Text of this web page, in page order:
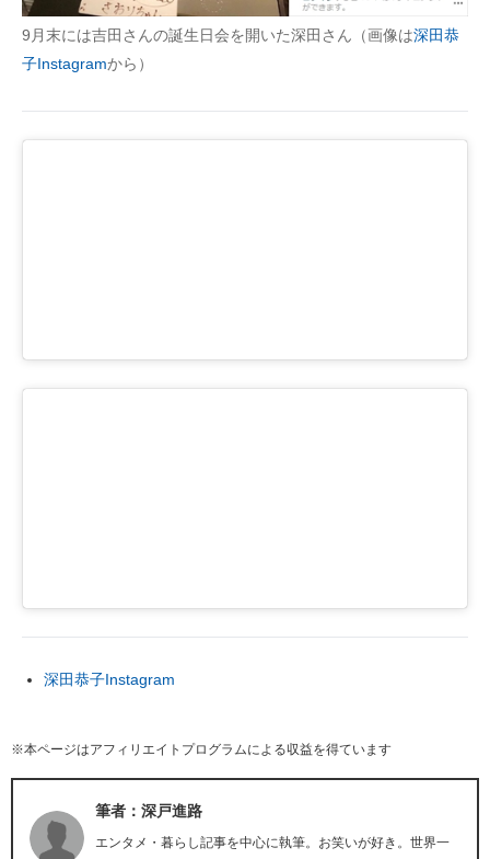
9月末には吉田さんの誕生日会を開いた深田さん（画像は深田恭
子Instagramから）
深田恭子Instagram
※本ページはアフィリエイトプログラムによる収益を得ています
筆者：深戸進路
エンタメ・暮らし記事を中心に執筆。お笑いが好き。世界一